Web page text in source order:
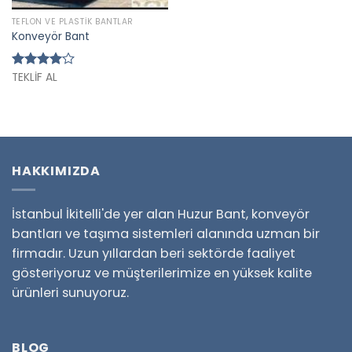
TEFLON VE PLASTIK BANTLAR
Konveyör Bant
Rated
TEKLİF AL
HAKKIMIZDA
İstanbul İkitelli'de yer alan Huzur Bant, konveyör
bantları ve taşıma sistemleri alanında uzman bir
firmadır. Uzun yıllardan beri sektörde faaliyet
gösteriyoruz ve müşterilerimize en yüksek kalite
ürünleri sunuyoruz.
BLOG